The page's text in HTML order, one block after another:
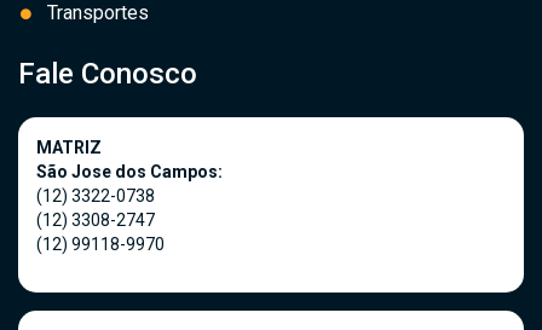
Transportes
Fale Conosco
MATRIZ
São Jose dos Campos:
(12) 3322-0738
(12) 3308-2747
(12) 99118-9970